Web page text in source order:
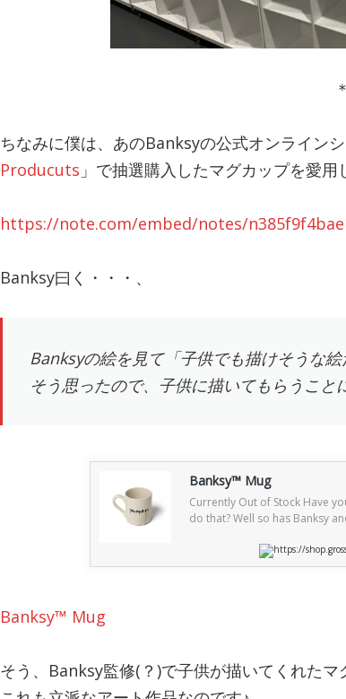
ちなみに僕は、あのBanksyの公式オンライン
Producuts 」で抽選購入したマグカップを愛用
https://note.com/embed/notes/
Banksy曰く・・・、
Banksyの絵を見て「子供でも描けそうな
そう思ったので、子供に描いてもらうこと
Banksy™ Mug
Currently Out of Stock Have
do that? Well so has Banksy
some feature a charming
https://
Banksy™ Mug
そう、Banksy監修(？)で子供が描いてくれたマ